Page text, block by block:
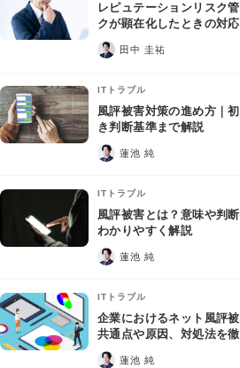
交通事故
労働問題
債権回収
IT・ネット
資金調達
企業法務
レピュテーションリスク
クが顕在化したときの対
田中 圭祐
ITトラブル
風評被害対策の進め方｜
き判断基準まで解説
蓮池 純
ITトラブル
風評被害とは？意味や判
わかりやすく解説
蓮池 純
ITトラブル
企業におけるネット風評
共通点や原因、対処法を
蓮池 純